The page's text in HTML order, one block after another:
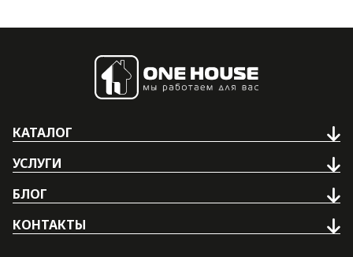
КАТАЛОГ
УСЛУГИ
БЛОГ
КОНТАКТЫ